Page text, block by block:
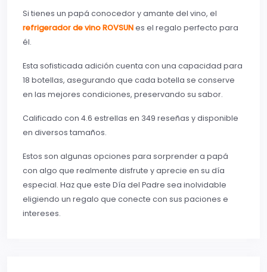
Si tienes un papá conocedor y amante del vino, el
refrigerador de vino ROVSUNes el regalo perfecto para
él.
Esta sofisticada adición cuenta con una capacidad para
18 botellas, asegurando que cada botella se conserve
en las mejores condiciones, preservando su sabor.
Calificado con 4.6 estrellas en 349 reseñas y disponible
en diversos tamaños.
Estos son algunas opciones para sorprender a papá
con algo que realmente disfrute y aprecie en su día
especial. Haz que este Día del Padre sea inolvidable
eligiendo un regalo que conecte con sus paciones e
intereses.